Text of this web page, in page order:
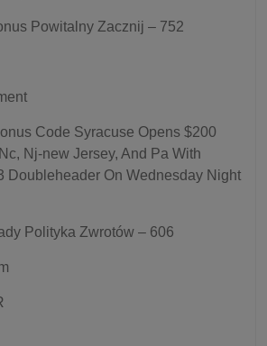
Powitalny Zacznij – 752
Code Syracuse Opens $200
Nj-new Jersey, And Pa With
Doubleheader On Wednesday Night
Polityka Zwrotów – 606